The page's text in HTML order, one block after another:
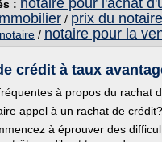
: notaire pour l'achat
/ prix du
/ notaire pour la
crédit à taux
à propos du rachat
appel à un rachat de crédit?
à éprouver des